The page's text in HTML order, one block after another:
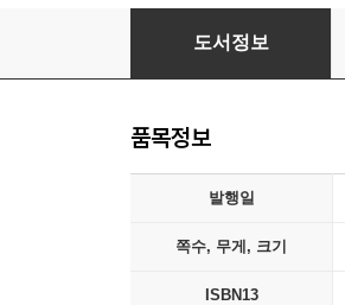
The Cradle Will Rock
도서정보
품목정보
발행일
쪽수, 무게, 크기
ISBN13